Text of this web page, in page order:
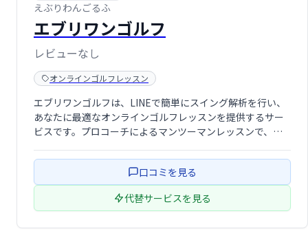
えぶりわんごるふ
エブリワンゴルフ
レビューなし
オンラインゴルフレッスン
エブリワンゴルフは、LINEで簡単にスイング解析を行い、
あなたに最適なオンラインゴルフレッスンを提供するサー
ビスです。プロコーチによるマンツーマンレッスンで、レ
ッスンで、ゴルフ上達をサポートします。
口コミを見る
代替サービスを見る